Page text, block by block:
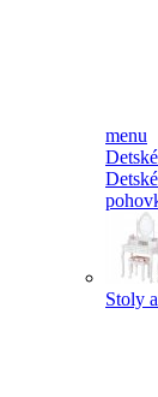
menu
Stoly